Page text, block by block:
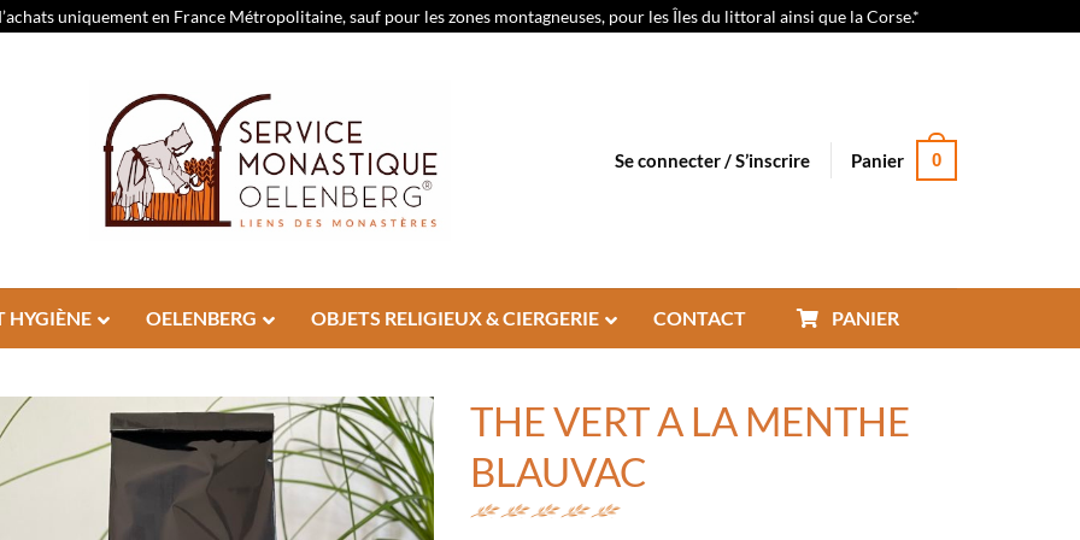
uniquement en France Métropolitaine, sauf pour les zones montagneuses, pour les Îles du littoral ainsi que la Corse.*
Se connecter / S’inscrire Panier 0
HYGIÈNE OELENBERG OBJETS RELIGIEUX & CIERGERIE CONTACT PANIER
THE VERT A LA MENTHE
BLAUVAC